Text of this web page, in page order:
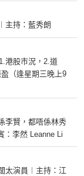
主持：藍秀朗
港股市況，2.道
（逢星期三晚上9
李賢，都唔係林秀
李然 Leanne Li
太演員︱主持：江